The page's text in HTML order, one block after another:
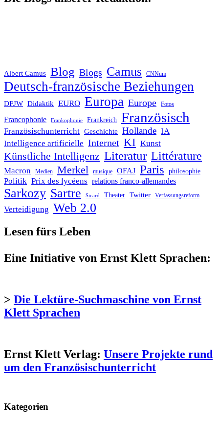
Albert Camus Blog Blogs Camus CNNum
Deutsch-französische Beziehungen
DFJW Didaktik EURO Europa Europe Fotos
Francophonie Frankophonie Frankreich Französisch
Französischunterricht Geschichte Hollande IA
Intelligence artificielle Internet KI Kunst
Künstliche Intelligenz Literatur Littérature
Macron Medien Merkel musique OFAJ Paris philosophie
Politik Prix des lycéens relations franco-allemandes
Sarkozy Sartre Sicard Theater Twitter Verfassungsreform
Verteidigung Web 2.0
Lesen fürs Leben
Eine Initiative von Ernst Klett Sprachen:
> Die Lektüre-Suchmaschine von Ernst
Klett Sprachen
Ernst Klett Verlag: Unsere Projekte rund
um den Französischunterricht
Kategorien